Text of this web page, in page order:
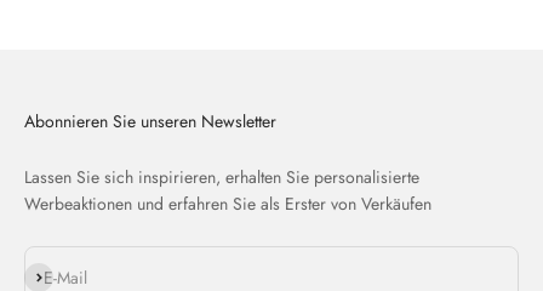
Abonnieren Sie unseren Newsletter
Lassen Sie sich inspirieren, erhalten Sie personalisierte
Werbeaktionen und erfahren Sie als Erster von Verkäufen
E-Mail
Abonnieren